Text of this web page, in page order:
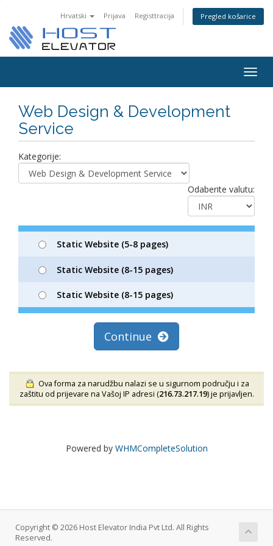
Hrvatski Prijava Registtracija Pregled košarice
Web Design & Development
Service
Kategorije:
Odaberite valutu:
Static Website (5-8 pages)
Static Website (8-15 pages)
Static Website (8-15 pages)
Continue
Ova forma za narudžbu nalazi se u sigurnom području i za
zaštitu od prijevare na Vašoj IP adresi (216.73.217.19) je prijavljen.
Powered by WHMCompleteSolution
Copyright © 2026 Host Elevator India Pvt Ltd. All Rights
Reserved.